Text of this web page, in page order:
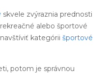
skvele zvýraznia prednosti
alebo športové
kategórii športové
potom je správnou